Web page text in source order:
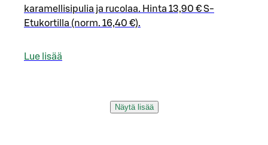
karamellisipulia ja rucolaa. Hinta 13,90 € S-
Etukortilla (norm. 16,40 €).
Lue lisää
Näytä lisää